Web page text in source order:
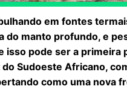
em fontes
do manto profundo, e
isso pode ser a primeira
Sudoeste Africano,
como uma nova